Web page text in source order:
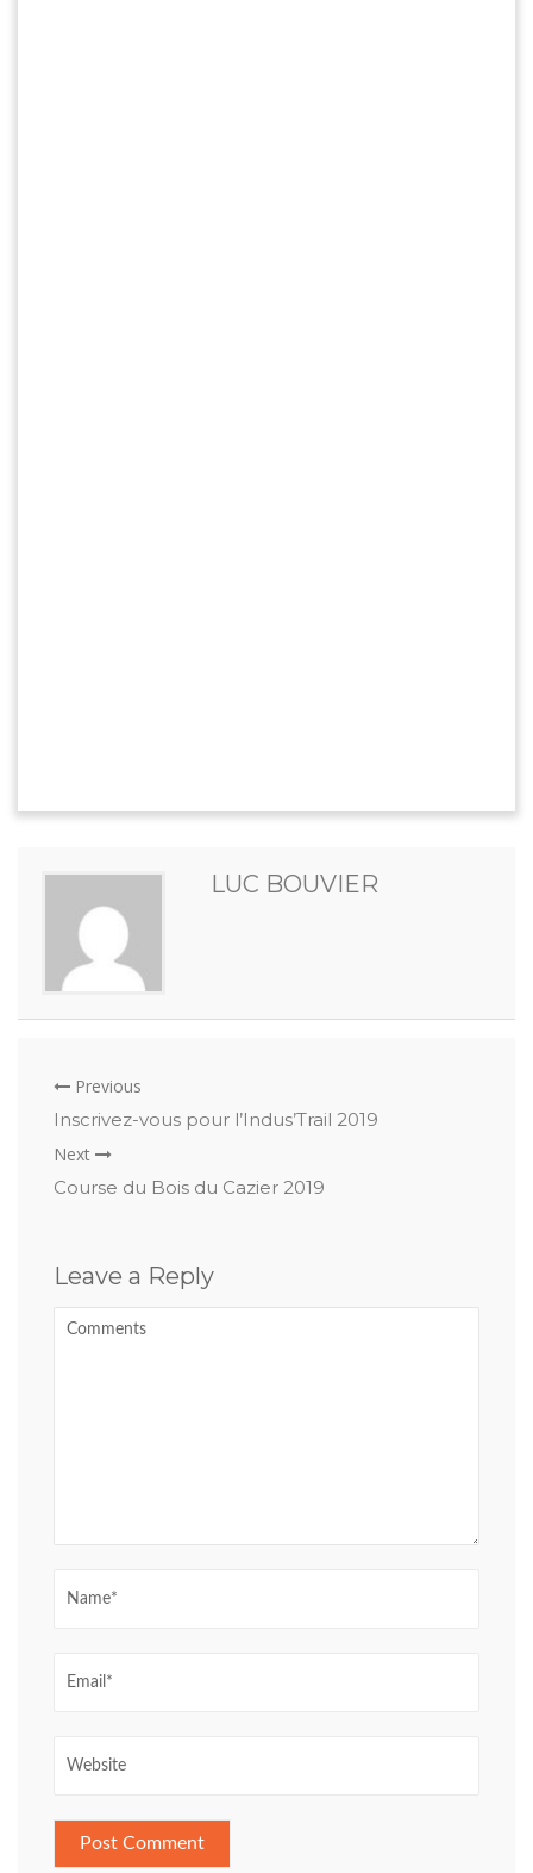
LUC BOUVIER
Previous
Inscrivez-vous pour l’Indus’Trail 2019
Next
Course du Bois du Cazier 2019
Leave a Reply